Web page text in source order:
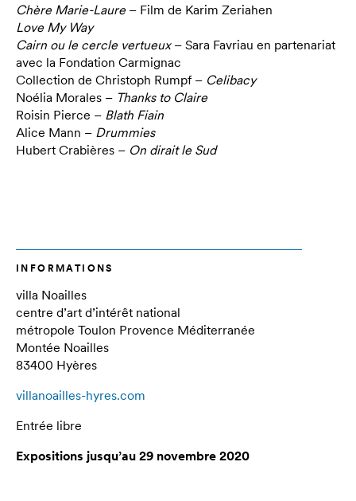
Chère Marie-Laure – Film de Karim Zeriahen
Love My Way
Cairn ou le cercle vertueux– Sara Favriau en partenariat
avec la Fondation Carmignac
Collection de Christoph Rumpf – Celibacy
Noélia Morales – Thanks to Claire
Roisin Pierce – Blath Fiain
Alice Mann – Drummies
Hubert Crabières – On dirait le Sud
INFORMATIONS
villa Noailles
centre d’art d’intérêt national
métropole Toulon Provence Méditerranée
Montée Noailles
83400 Hyères
villanoailles-hyres.com
Entrée libre
Expositions jusqu’au 29 novembre 2020